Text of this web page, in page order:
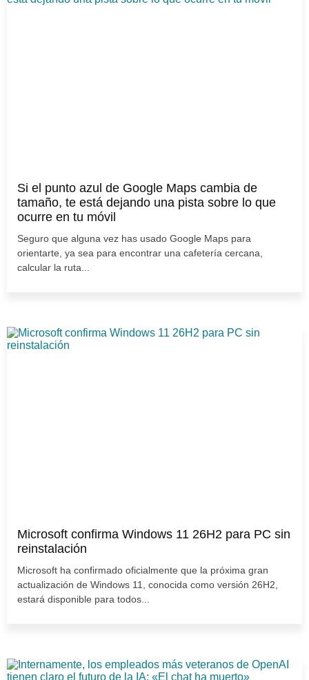
Si el punto azul de Google Maps cambia de
tamaño, te está dejando una pista sobre lo que
ocurre en tu móvil
Seguro que alguna vez has usado Google Maps para
orientarte, ya sea para encontrar una cafetería cercana,
calcular la ruta...
Microsoft confirma Windows 11 26H2 para PC sin
reinstalación
Microsoft ha confirmado oficialmente que la próxima gran
actualización de Windows 11, conocida como versión 26H2,
estará disponible para todos...